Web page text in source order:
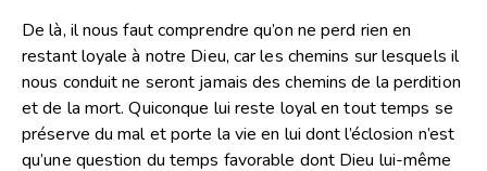
De là, il nous faut comprendre qu’on ne perd rien en
restant loyale à notre Dieu, car les chemins sur lesquels il
nous conduit ne seront jamais des chemins de la perdition
et de la mort. Quiconque lui reste loyal en tout temps se
préserve du mal et porte la vie en lui dont l’éclosion n’est
qu’une question du temps favorable dont Dieu lui-même